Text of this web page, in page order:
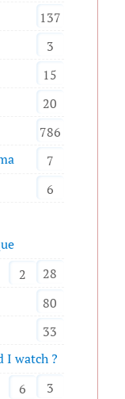
137
3
15
20
786
7
6
28
2
80
33
I watch ?
3
6